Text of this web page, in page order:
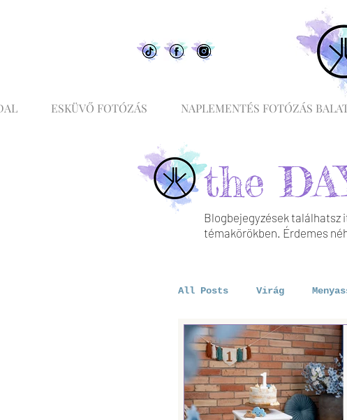
ESKÜVŐ FOTÓZÁS NAPLEMENTÉS FOTÓZÁS
the
Blogbejegyzések találhatsz
témakörökben. Érdemes
All Posts Virág
Ajándék Jegyes
Születésnapi Üzleti